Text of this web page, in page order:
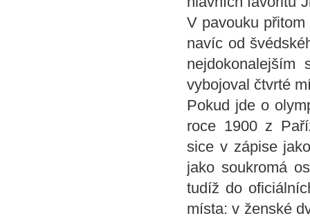
V pavouku
navíc od
vybojoval čtvrté
Pokud jde o
roce 1900 z
sice v zápise
jako soukromá
tudíž do
místa: v ženské